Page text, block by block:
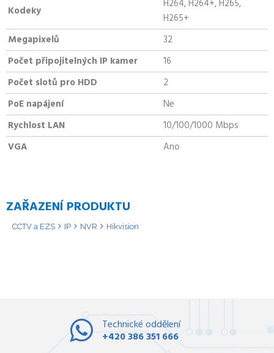
Kodeky
H264, H264+, H265,
H265+
Megapixelů
32
Počet připojitelných IP kamer
16
Počet slotů pro HDD
2
PoE napájení
Ne
Rychlost LAN
10/100/1000 Mbps
VGA
Ano
ZAŘAZENÍ PRODUKTU
CCTV a EZS IP NVR Hikvision
Technické oddělení
+420 386 351 666